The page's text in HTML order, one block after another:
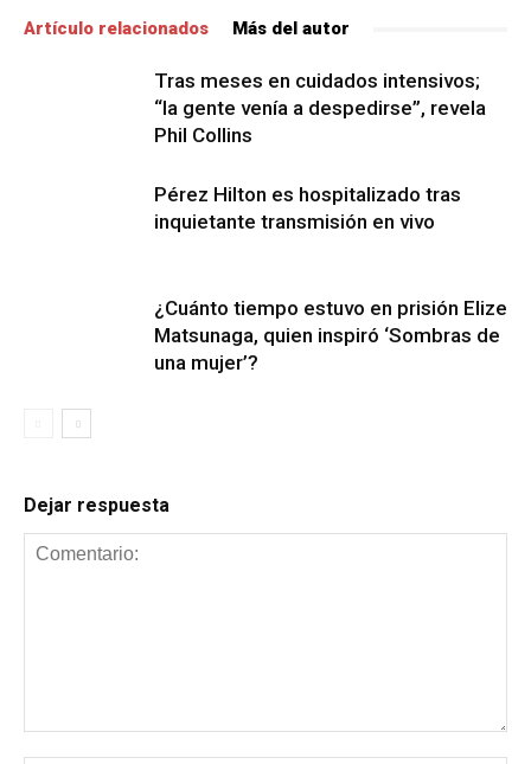
Artículo relacionados Más del autor
Tras meses en cuidados intensivos;
“la gente venía a despedirse”, revela
Phil Collins
Pérez Hilton es hospitalizado tras
inquietante transmisión en vivo
¿Cuánto tiempo estuvo en prisión Elize
Matsunaga, quien inspiró ‘Sombras de
una mujer’?
Dejar respuesta